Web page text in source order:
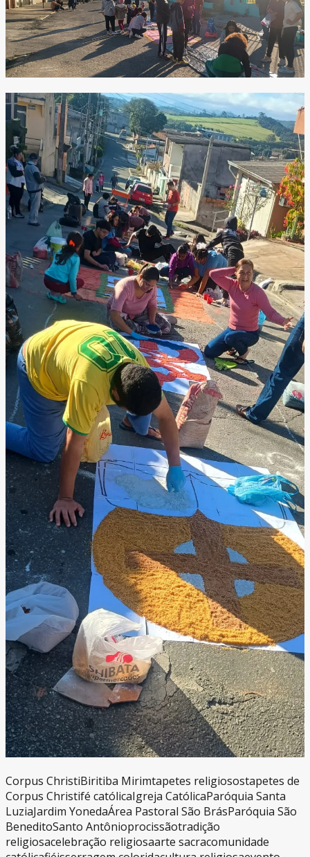
Corpus ChristiBiritiba Mirimtapetes religiosostapetes de
Corpus Christifé católicaIgreja CatólicaParóquia Santa
LuziaJardim YonedaÁrea Pastoral São BrásParóquia São
BeneditoSanto Antônioprocissãotradição
religiosacelebração religiosaarte sacracomunidade